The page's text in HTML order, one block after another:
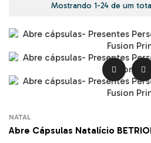
Mostrando 1-24 de um
 
NATAL
Abre Cápsulas Natalício